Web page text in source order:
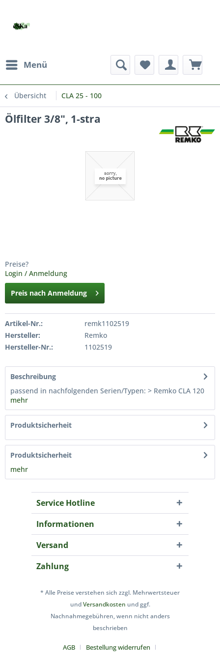
Menü
Übersicht CLA 25 - 100
Ölfilter 3/8", 1-stra
Preise?
Login / Anmeldung
Preis nach Anmeldung
Artikel-Nr.:
remk1102519
Hersteller:
Remko
Hersteller-Nr.:
1102519
Beschreibung
passend in nachfolgenden Serien/Typen: > Remko CLA 120
mehr
Produktsicherheit
Produktsicherheit
mehr
Service Hotline
Informationen
Versand
Zahlung
* Alle Preise verstehen sich zzgl. Mehrwertsteuer
undVersandkosten und ggf.
Nachnahmegebühren, wenn nicht anders
beschrieben
AGB
Bestellung widerrufen